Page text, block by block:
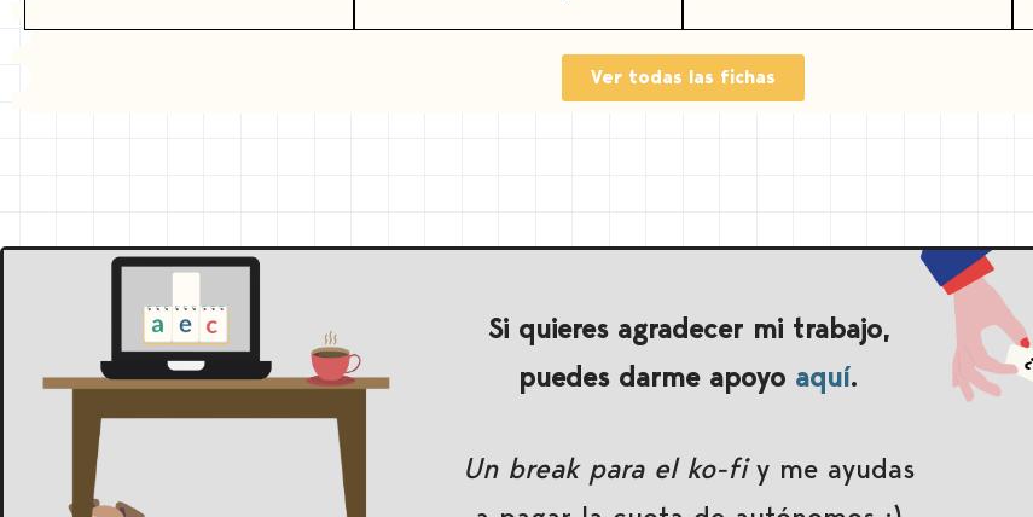
Ver todas las fichas
Si quieres agradecer mi trabajo,
puedes darme apoyo aquí.
Un break para el ko-fiy me ayudas